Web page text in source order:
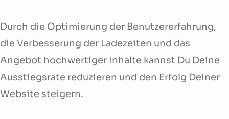
Durch die Optimierung der Benutzererfahrung,
die Verbesserung der Ladezeiten und das
Angebot hochwertiger Inhalte kannst Du Deine
Ausstiegsrate reduzieren und den Erfolg Deiner
Website steigern.